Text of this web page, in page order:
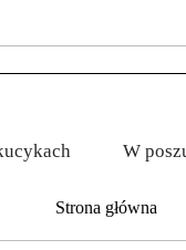
W
Strona główna